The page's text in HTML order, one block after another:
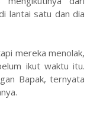
lantai satu dan dia
mereka menolak,
ikut waktu itu.
Bapak, ternyata